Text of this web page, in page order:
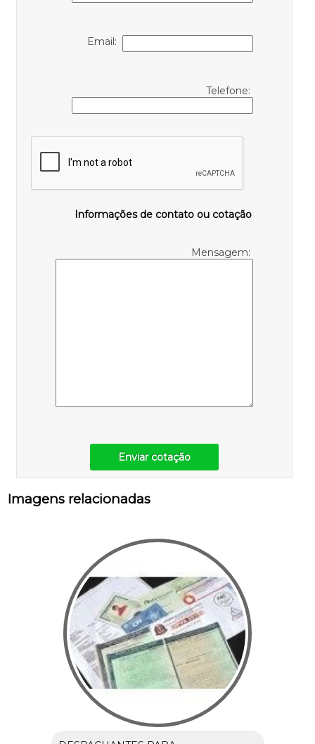
Email:
Telefone:
Informações de contato ou cotação
Mensagem:
Enviar cotação
Imagens relacionadas